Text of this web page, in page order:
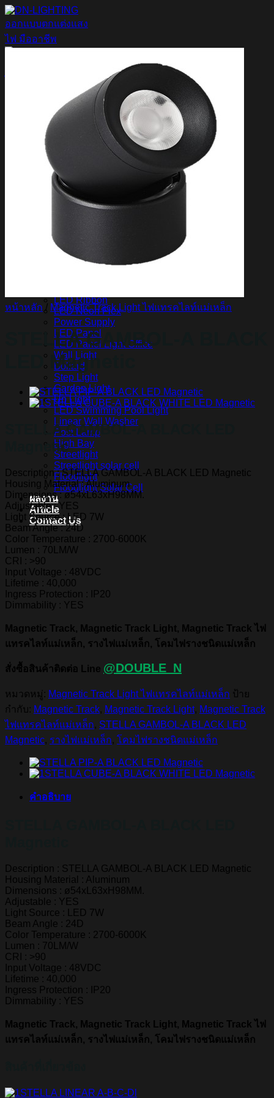
ข้าม
ไป
ยัง
Home
Magnetic Light
Track light
Downlight
DOWNLIGHT E27
DOWNLIGHT AR111
DOWNLIGHT GU10 MR16 MR11
หลอดไฟ LED
หลอดไฟ LED MEGAMAN
หลอดไฟ LED LAMPO
LED Ribbon
LED Neon Flex
Power Supply
LED Panel
LED Panel Light Office
Wall Light
Bollard
Step Light
Garden Light
Up Light
LED Swimming Pool Light
Linear Wall Washer
Post Lamp
High Bay
Streetlight
Streetlight solar cell
Floodlight
Floodlight Solar Cell
ผลงาน
Article
Contact Us
หน้าหลัก / Magnetic Track Light ไฟแทรคไลท์แม่เหล็ก
STELLA GAMBOL-A BLACK
LED Magnetic
STELLA GAMBOL-A BLACK LED
Magnetic
Description : STELLA GAMBOL-A BLACK LED Magnetic
Housing Material : Aluminum
Dimensions : ø54xL63xH98MM.
Adjustable : YES
Light Source : LED 7W
Beam Angle : 24D
Color Temperature : 2700-6000K
Lumen : 70LM/W
CRI : >90
Input Voltage : 48VDC
Lifetime : 40,000
Ingress Protection : IP20
Dimmability : YES
Magnetic Track, Magnetic Track Light, Magnetic Track ไฟ
แทรคไลท์แม่เหล็ก, รางไฟแม่เหล็ก, โคมไฟรางชนิดแม่เหล็ก
สั่งซื้อสินค้าติดต่อ Line @DOUBLE_N
หมวดหมู่: Magnetic Track Light ไฟแทรคไลท์แม่เหล็ก ป้าย
กำกับ: Magnetic Track, Magnetic Track Light, Magnetic Track
ไฟแทรคไลท์แม่เหล็ก, STELLA GAMBOL-A BLACK LED
Magnetic, รางไฟแม่เหล็ก, โคมไฟรางชนิดแม่เหล็ก
คำอธิบาย
Description : STELLA GAMBOL-A BLACK LED Magnetic
Housing Material : Aluminum
Dimensions : ø54xL63xH98MM.
Adjustable : YES
Light Source : LED 7W
Beam Angle : 24D
Color Temperature : 2700-6000K
Lumen : 70LM/W
CRI : >90
Input Voltage : 48VDC
Lifetime : 40,000
Ingress Protection : IP20
Dimmability : YES
Magnetic Track, Magnetic Track Light, Magnetic Track ไฟ
แทรคไลท์แม่เหล็ก, รางไฟแม่เหล็ก, โคมไฟรางชนิดแม่เหล็ก